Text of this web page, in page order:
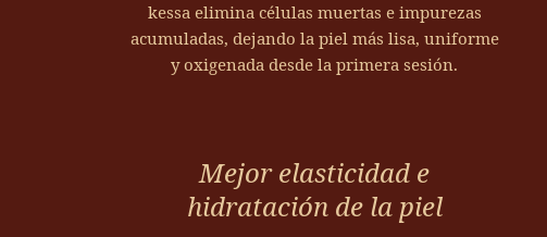
kessa elimina células muertas e impurezas
acumuladas, dejando la piel más lisa, uniforme
y oxigenada desde la primera sesión.
Mejor elasticidad e
hidratación de la piel